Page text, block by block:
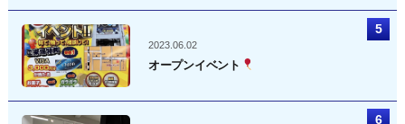
2023.06.02
オープンイベント